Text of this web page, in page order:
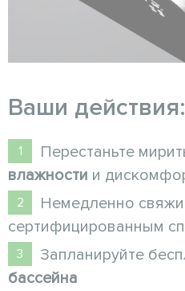
Ваши действия:
Перестаньте
влажности и
Немедленно
сертифицированным
Запланируйте
бассейна